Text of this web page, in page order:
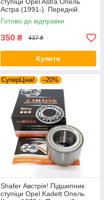
Астра (1991-). Передній.
VKBA3256 , R153.14 ,
713644160
Готово до відправки
350 ₴ 437 ₴
Купити
СуперЦіна! –20%
Shafer Австрія! Підшипник
ступіци Opel Kadett Опель